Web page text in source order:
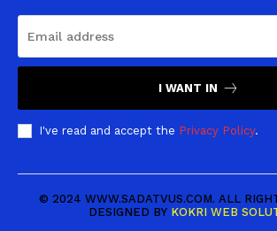
I WANT IN
I've read and accept the Privacy Policy.
© 2024 WWW.SADATVUS.COM. ALL
DESIGNED BY KOKRI WEB